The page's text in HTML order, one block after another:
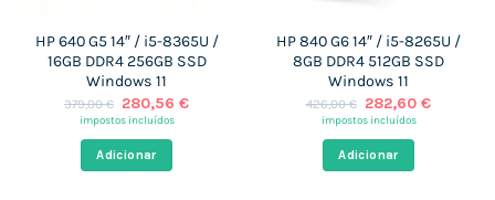
HP 640 G5 14″ / i5-8365U /
16GB DDR4 256GB SSD
Windows 11
379,00€ O
preço
era:
379,00 €.
280,56€O
impostos incluídos
Adicionar
HP 840 G6 14″ / i5-8265U /
8GB DDR4 512GB SSD
Windows 11
426,00€ O
preço
era:
426,00 €.
282,60€O
impostos incluídos
Adicionar